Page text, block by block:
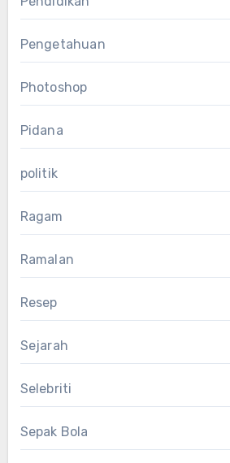
Pengetahuan
Photoshop
Pidana
politik
Ragam
Ramalan
Resep
Sejarah
Selebriti
Sepak Bola